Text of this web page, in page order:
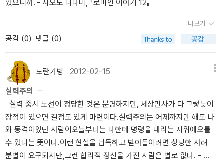
다. 그리고, 이번에 <십자군 이야기>를 읽으면서 밀린 과제를 하는 마
1507)와 율리우스 카이사르(Imperator Julius Caesar, BC 100 ~ B
C 44)가 그들이다. 자신의 권력을 이용해 보다 높은 자리에 올라설
야망을 가졌다는 공통점을 가진 이들은 각자 작품 세계의 초기와 중
기를 대표하는 인물들이다. 작가는 초기 주로 르네상스를 배경으로
한 작품들을 쓴다. <체사레 보르자, 우아한 냉혹>, <신의 대리인>, <
르네상스의 여인들>, <나의 친구 마키아벨리> 등이 이 시기에 씌여
진 대표작이며, 이들 작품은 '체사레 보르지아'와 연결되는 구도를 갖
는다. <신의 대리인> 의 4인 중 알렉산데르 6세는 체사레의 아버지
이며, 율리우스 2세는 체사레를 몰락시킨 장본인이다. <르네상스의
여인들>에서 루크레치아 보르자는 체사레의 여동생이며, 카테리나
있으니까. - 시오노 나나미, 『로마인 이야기 12』
더보기
공감 (0) 댓글 (0)
노란가방 2012-02-15
실력주의
실력 중시 노선이 정당한 것은 분명하지만, 세상만사가 다 그렇듯이
장점이 있으면 결점도 있게 마련이다.실력주의는 어제까지만 해도 나
와 동격이었던 사람이오늘부터는 나한테 명령을 내리는 지위에오를
수 있다는 뜻이다.이런 현실을 납득하고 받아들이려면 상당한 사려
분별이 요구되지만,그런 합리적 정신을 가진 사람은 별로 없다. - 시